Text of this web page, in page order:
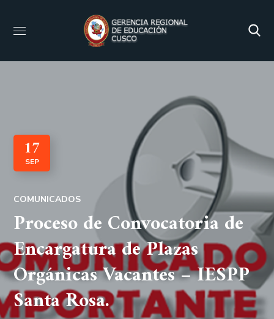
17
SEP
COMUNICADOS
Proceso de Convocatoria de
Encargatura de Plazas
Orgánicas Vacantes – IESPP
Santa Rosa.